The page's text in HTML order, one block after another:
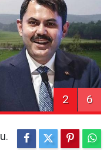
2 6